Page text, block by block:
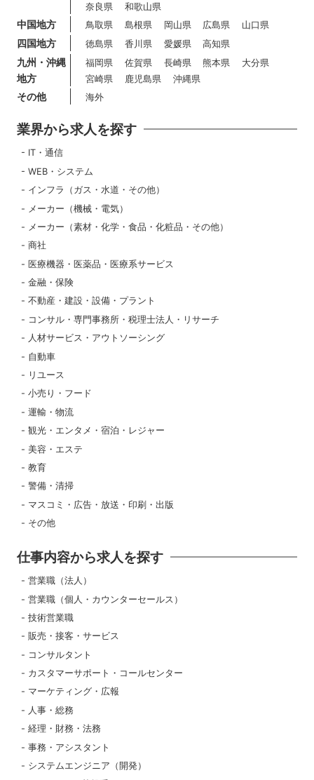
奈良県
和歌山県
中国地方 鳥取県 島根県 岡山県 広島県 山口県
四国地方 徳島県 香川県 愛媛県 高知県
九州・沖縄
地方
福岡県 佐賀県 長崎県 熊本県
大分県
宮崎県
鹿児島県 沖縄県
その他 海外
業界から求人を探す
IT・通信
WEB・システム
インフラ（ガス・水道・その他）
メーカー（機械・電気）
メーカー（素材・化学・食品・化粧品・その他）
商社
医療機器・医薬品・医療系サービス
金融・保険
不動産・建設・設備・プラント
コンサル・専門事務所・税理士法人・リサーチ
人材サービス・アウトソーシング
自動車
リユース
小売り・フード
運輸・物流
観光・エンタメ・宿泊・レジャー
美容・エステ
教育
警備・清掃
マスコミ・広告・放送・印刷・出版
その他
仕事内容から求人を探す
営業職（法人）
営業職（個人・カウンターセールス）
技術営業職
販売・接客・サービス
コンサルタント
カスタマーサポート・コールセンター
マーケティング・広報
人事・総務
経理・財務・法務
事務・アシスタント
システムエンジニア（開発）